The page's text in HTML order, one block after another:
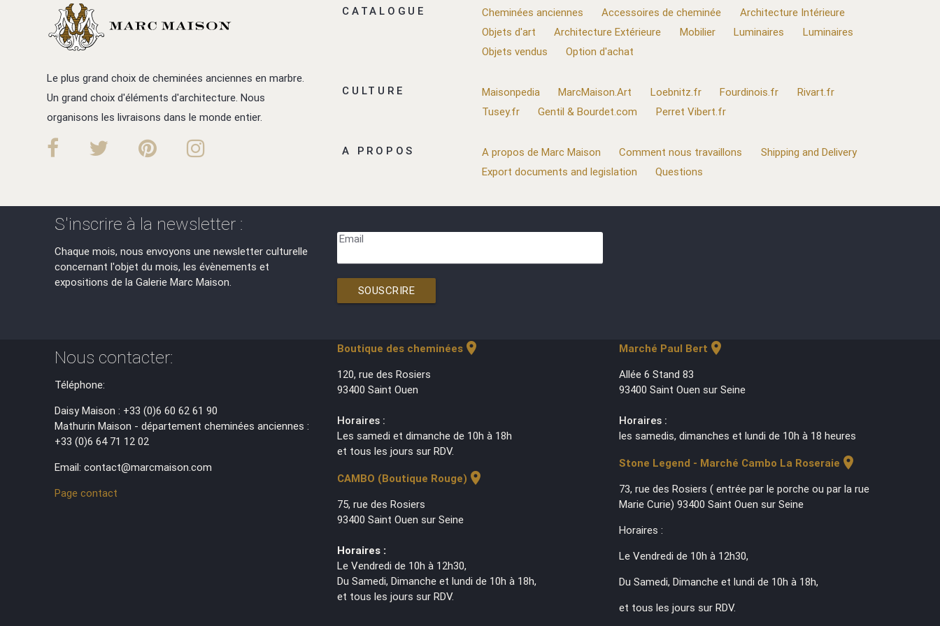
Le plus grand choix de cheminées anciennes en marbre.
Un grand choix d'éléments d'architecture. Nous
organisons les livraisons dans le monde entier.
CATALOGUE Cheminées anciennes Accessoires de cheminée
Architecture Intérieure
Objets d'art
Architecture Extérieure Mobilier Luminaires
Luminaires
Objets vendus
Option d'achat
CULTURE Maisonpedia MarcMaison.Art Loebnitz.fr Fourdinois.fr
Rivart.fr
Tusey.fr
Gentil & Bourdet.com Perret Vibert.fr
A PROPOS A propos de Marc Maison Comment nous travaillons
Shipping and Delivery
Export documents and legislation
Questions
S'inscrire à la newsletter :
Chaque mois, nous envoyons une newsletter culturelle
concernant l'objet du mois, les évènements et
expositions de la Galerie Marc Maison.
Email
SOUSCRIRE
Nous contacter:
Téléphone:
Daisy Maison : +33 (0)6 60 62 61 90
Mathurin Maison - département cheminées anciennes :
+33 (0)6 64 71 12 02
Email: contact@marcmaison.com
Page contact
Boutique des cheminéeslocation_on
120, rue des Rosiers
93400 Saint Ouen
Horaires :
Les samedi et dimanche de 10h à 18h
et tous les jours sur RDV.
CAMBO (Boutique Rouge) location_on
75, rue des Rosiers
93400 Saint Ouen sur Seine
Horaires :
Le Vendredi de 10h à 12h30,
Du Samedi, Dimanche et lundi de 10h à 18h,
et tous les jours sur RDV.
Marché Paul Bert location_on
Allée 6 Stand 83
93400 Saint Ouen sur Seine
Horaires :
les samedis, dimanches et lundi de 10h à 18 heures
Stone Legend - Marché Cambo La Roseraie location_on
73, rue des Rosiers ( entrée par le porche ou par la rue
Marie Curie) 93400 Saint Ouen sur Seine
Horaires :
Le Vendredi de 10h à 12h30,
Du Samedi, Dimanche et lundi de 10h à 18h,
et tous les jours sur RDV.